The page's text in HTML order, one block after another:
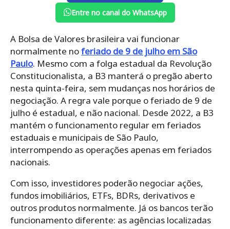
Entre no canal do WhatsApp
A Bolsa de Valores brasileira vai funcionar
normalmente noferiado de 9 de julho em São
Paulo. Mesmo com a folga estadual da Revolução
Constitucionalista, a B3 manterá o pregão aberto
nesta quinta-feira, sem mudanças nos horários de
negociação. A regra vale porque o feriado de 9 de
julho é estadual, e não nacional. Desde 2022, a B3
mantém o funcionamento regular em feriados
estaduais e municipais de São Paulo,
interrompendo as operações apenas em feriados
nacionais.
Com isso, investidores poderão negociar ações,
fundos imobiliários, ETFs, BDRs, derivativos e
outros produtos normalmente. Já os bancos terão
funcionamento diferente: as agências localizadas